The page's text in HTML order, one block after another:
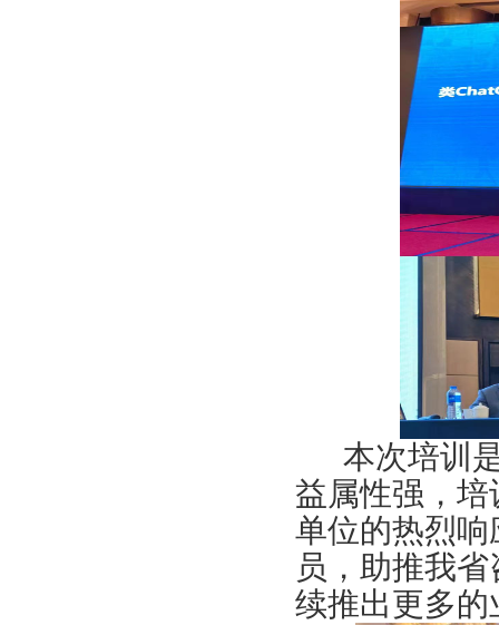
本次培训
益属性强，
单位的热烈
员，助推我
续推出更多